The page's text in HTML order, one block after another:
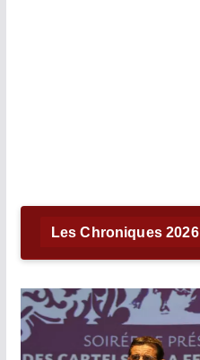
Les Chroniques 2026